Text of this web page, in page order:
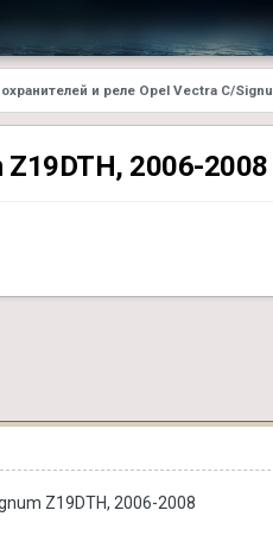
и реле Opel Vectra C/
Z19DTH, 2006-2008
Z19DTH, 2006-2008